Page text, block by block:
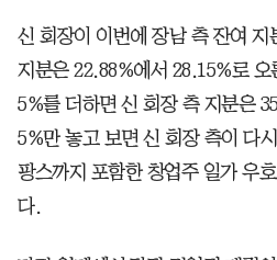
신 회장이 이번에 장남 측 잔여 지
지분은 22.88%에서 28.15%로
5%를 더하면 신 회장 측 지분은
5%만 놓고 보면 신 회장 측이 다
팡스까지 포함한 창업주 일가 우
다.